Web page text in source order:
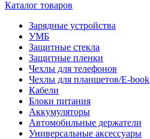
Каталог товаров
Зарядные устройства
УМБ
Защитные стекла
Защитные пленки
Чехлы для телефонов
Чехлы для планшетов/E-book
Кабели
Блоки питания
Аккумуляторы
Автомобильные держатели
Универсальные аксессуары